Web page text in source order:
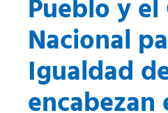
Pueblo y
Nacional
Igualdad
encabezan